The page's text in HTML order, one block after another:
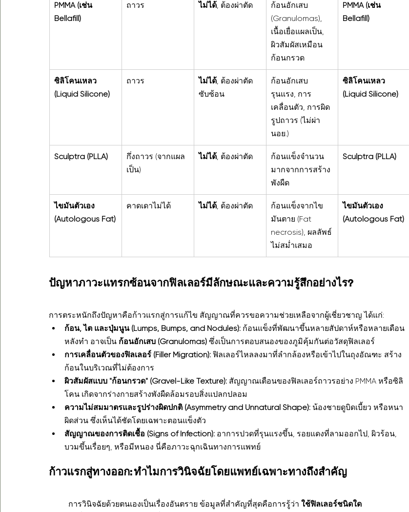
PMMA (เช่น
Bellafill)
ถาวร ไม่ได้, ต้องผ่าตัด
ก้อนอักเสบ
(Granulomas),
เนื้อเยื่อแผลเป็น,
ผิวสัมผัสเหมือน
ก้อนกรวด
PMMA (เช่น
Bellafill)
ซิลิโคนเหลว
(Liquid Silicone)
ถาวร ไม่ได้, ต้องผ่าตัด
ซับซ้อน
ก้อนอักเสบ
รุนแรง, การ
เคลื่อนตัว, การผิด
รูปถาวร (ไม่ผ่า
นอย.)
ซิลิโคนเหลว
(Liquid Silicone)
Sculptra (PLLA)
กึ่งถาวร (จากแผล
เป็น)
ไม่ได้, ต้องผ่าตัด
ก้อนแข็งจำนวน
มากจากการสร้าง
พังผืด
Sculptra (PLLA)
ไขมันตัวเอง
(Autologous Fat)
คาดเดาไม่ได้ ไม่ได้, ต้องผ่าตัด
ก้อนแข็งจากไข
มันตาย (Fat
necrosis), ผลลัพธ์
ไม่สม่ำเสมอ
ไขมันตัวเอง
(Autologous Fat)
ปัญหาภาวะแทรกซ้อนจากฟิลเลอร์มีลักษณะและความรู้สึกอย่างไร?
การตระหนักถึงปัญหาคือก้าวแรกสู่การแก้ไข สัญญาณที่ควรขอความช่วยเหลือจากผู้เชี่ยวชาญ ได้แก่:
ก้อน, ไต และปุ่มนูน (Lumps, Bumps, and Nodules): ก้อนแข็งที่พัฒนาขึ้นหลายสัปดาห์หรือหลายเดือน
หลังทำ อาจเป็น ก้อนอักเสบ (Granulomas) ซึ่งเป็นการตอบสนองของภูมิคุ้มกันต่อวัสดุฟิลเลอร์
การเคลื่อนตัวของฟิลเลอร์ (Filler Migration): ฟิลเลอร์ไหลลงมาที่ลำกล้องหรือเข้าไปในถุงอัณฑะ สร้าง
ก้อนในบริเวณที่ไม่ต้องการ
ผิวสัมผัสแบบ "ก้อนกรวด" (Gravel-Like Texture): สัญญาณเตือนของฟิลเลอร์ถาวรอย่าง PMMA หรือซิลิ
โคน เกิดจากร่างกายสร้างพังผืดล้อมรอบสิ่งแปลกปลอม
ความไม่สมมาตรและรูปร่างผิดปกติ (Asymmetry and Unnatural Shape): น้องชายดูบิดเบี้ยว หรือหนา
ผิดส่วน ซึ่งเห็นได้ชัดโดยเฉพาะตอนแข็งตัว
สัญญาณของการติดเชื้อ (Signs of Infection): อาการปวดที่รุนแรงขึ้น, รอยแดงที่ลามออกไป, ผิวร้อน,
บวมขึ้นเรื่อยๆ, หรือมีหนอง นี่คือภาวะฉุกเฉินทางการแพทย์
ก้าวแรกสู่ทางออก: ทำไมการวินิจฉัยโดยแพทย์เฉพาะทางถึงสำคัญ
	การวินิจฉัยด้วยตนเองเป็นเรื่องอันตราย ข้อมูลที่สำคัญที่สุดคือการรู้ว่า
ใช้ฟิลเลอร์ชนิดใด